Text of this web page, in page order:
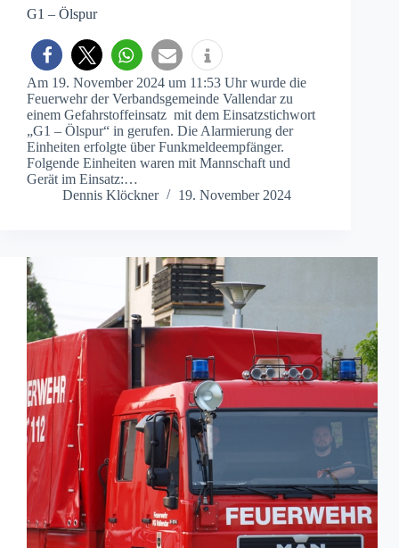
G1 – Ölspur
Am 19. November 2024 um 11:53 Uhr wurde die
Feuerwehr der Verbandsgemeinde Vallendar zu
einem Gefahrstoffeinsatz mit dem Einsatzstichwort
„G1 – Ölspur“ in gerufen. Die Alarmierung der
Einheiten erfolgte über Funkmeldeempfänger.
Folgende Einheiten waren mit Mannschaft und
Gerät im Einsatz:…
Dennis Klöckner
19. November 2024